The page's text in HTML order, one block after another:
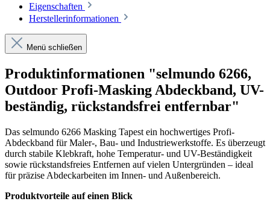
Eigenschaften
Herstellerinformationen
Menü schließen
Produktinformationen "selmundo 6266,
Outdoor Profi-Masking Abdeckband, UV-
beständig, rückstandsfrei entfernbar"
Das selmundo 6266 Masking Tapest ein hochwertiges Profi-
Abdeckband für Maler-, Bau- und Industriewerkstoffe. Es überzeugt
durch stabile Klebkraft, hohe Temperatur- und UV-Beständigkeit
sowie rückstandsfreies Entfernen auf vielen Untergründen – ideal
für präzise Abdeckarbeiten im Innen- und Außenbereich.
Produktvorteile auf einen Blick